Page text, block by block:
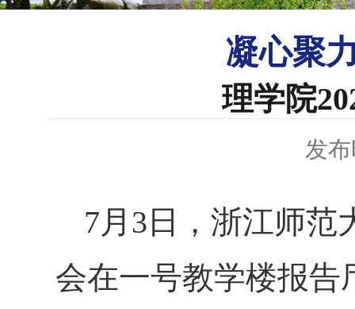
凝心聚
理学院
发
7月3日，浙江师范
会在一号教学楼报告